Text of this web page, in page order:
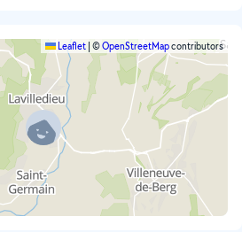
Leaflet ©OpenStreetMapcontributors